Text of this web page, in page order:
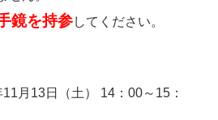
鏡を持参してください。
日（土） 14：00～15：